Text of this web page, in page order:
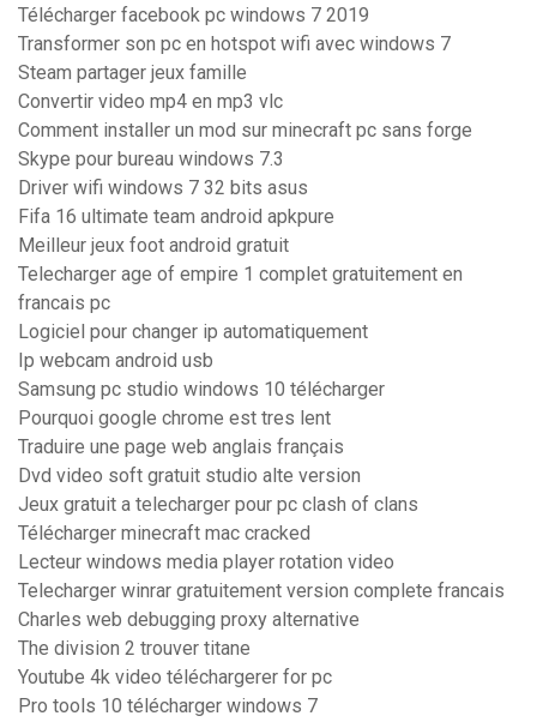
Télécharger facebook pc windows 7 2019
Transformer son pc en hotspot wifi avec windows 7
Steam partager jeux famille
Convertir video mp4 en mp3 vlc
Comment installer un mod sur minecraft pc sans forge
Skype pour bureau windows 7.3
Driver wifi windows 7 32 bits asus
Fifa 16 ultimate team android apkpure
Meilleur jeux foot android gratuit
Telecharger age of empire 1 complet gratuitement en
francais pc
Logiciel pour changer ip automatiquement
Ip webcam android usb
Samsung pc studio windows 10 télécharger
Pourquoi google chrome est tres lent
Traduire une page web anglais français
Dvd video soft gratuit studio alte version
Jeux gratuit a telecharger pour pc clash of clans
Télécharger minecraft mac cracked
Lecteur windows media player rotation video
Telecharger winrar gratuitement version complete francais
Charles web debugging proxy alternative
The division 2 trouver titane
Youtube 4k video téléchargerer for pc
Pro tools 10 télécharger windows 7